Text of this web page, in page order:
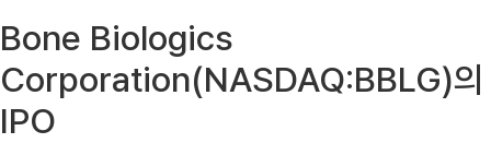
Bone Biologics
Corporation(NASDAQ:BBLG)의
IPO